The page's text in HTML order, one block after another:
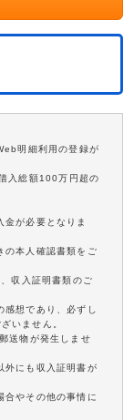
明細利用の登録が
入総額100万円超の
が必要となりま
の本人確認書類をご
収入証明書類のご
想であり、必ずし
いません。
送物が発生しませ
外にも収入証明書が
合やその他の事情に